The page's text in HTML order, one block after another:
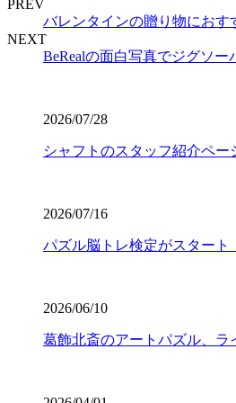
PREV
バレンタインの贈り物におす
NEXT
BeRealの面白写真でジグソー
2026/07/28
シャフトのスタッフ紹介ペ
2026/07/16
パズル脳トレ検定がスタート
2026/06/10
葛飾北斎のアートパズル、ラ